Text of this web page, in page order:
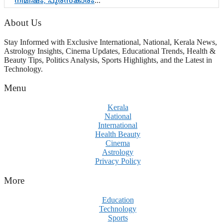
ആഘോഷമാകട്ടെ, മികവ് ശീലമാകട്ടെ
About Us
Stay Informed with Exclusive International, National, Kerala News,
Astrology Insights, Cinema Updates, Educational Trends, Health &
Beauty Tips, Politics Analysis, Sports Highlights, and the Latest in
Technology.
Menu
Kerala
National
International
Health Beauty
Cinema
Astrology
Privacy Policy
More
Education
Technology
Sports